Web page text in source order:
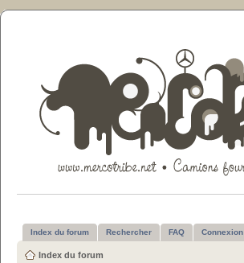
Index du forum Rechercher FAQ Connexion
Index du forum